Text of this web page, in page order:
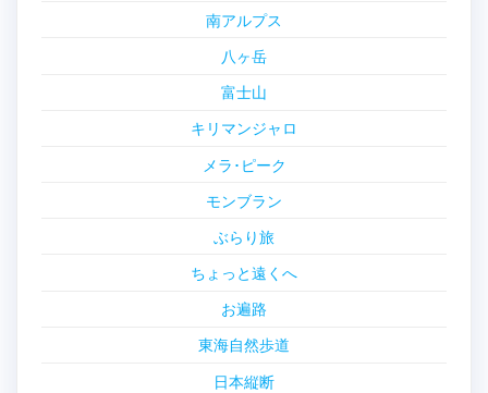
南アルプス
八ヶ岳
富士山
キリマンジャロ
メラ･ピーク
モンブラン
ぶらり旅
ちょっと遠くへ
お遍路
東海自然歩道
日本縦断